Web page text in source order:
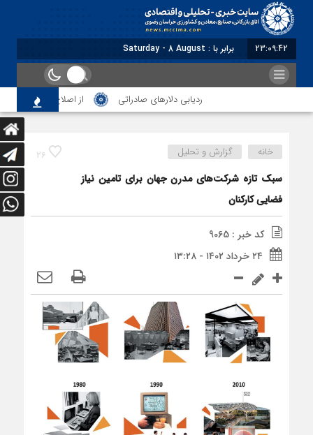
23:09:43 برابر با : Saturday - 8 August - 2026
ردیابی دلارهای صادراتی از اصلاح مقررات بانکی و
26 خانه گزارش و تحلیل
سبک تازه شرکت‌های مدرن جهان برای تامین نیاز
فضایی کارکنان
کد خبر : 9065
۲۴ خرداد ۱۴۰۲ - ۱۳:۲۸